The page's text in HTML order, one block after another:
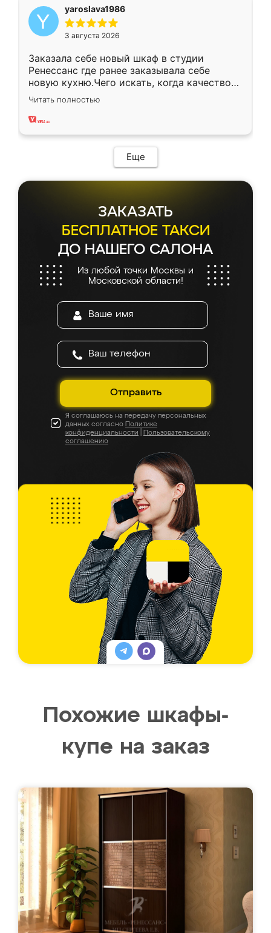
yaroslava1986
3 августа 2026
Заказала себе новый шкаф в студии
Ренессанс где ранее заказывала себе
новую кухню.Чего искать, когда качеством
вполне довольна. Служит кухня уже почти
два года, нареканий нет.
Читать полностью
Еще
ЗАКАЗАТЬ
БЕСПЛАТНОЕ ТАКСИ
ДО НАШЕГО САЛОНА
Из любой точки Москвы и
Московской области!
Отправить
Я соглашаюсь на передачу персональных
данных согласно Политике
конфиденциальности
Пользовательскому
соглашению
Похожие шкафы-
купе на заказ